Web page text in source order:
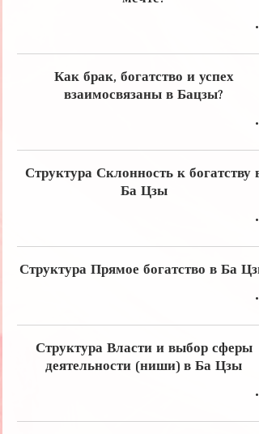
Как брак, богатство и успех
взаимосвязаны в Бацзы?
Структура Склонность к богатству в
Ба Цзы
Структура Прямое богатство в Ба Цзы
Структура Власти и выбор сферы
деятельности (ниши) в Ба Цзы